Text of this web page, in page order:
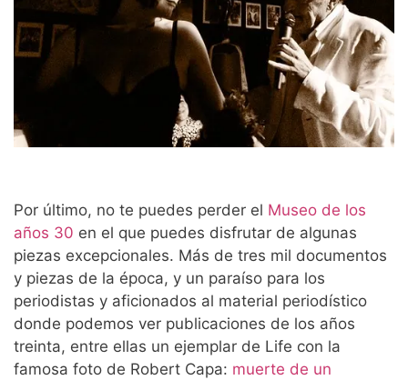
Por último, no te puedes perder el Museo de los
años 30 en el que puedes disfrutar de algunas
piezas excepcionales. Más de tres mil documentos
y piezas de la época, y un paraíso para los
periodistas y aficionados al material periodístico
donde podemos ver publicaciones de los años
treinta, entre ellas un ejemplar de Life con la
famosa foto de Robert Capa: muerte de un